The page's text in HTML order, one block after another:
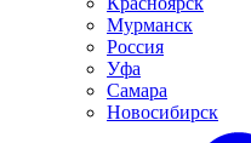
Мурманск
Россия
Уфа
Самара
Новосибирск